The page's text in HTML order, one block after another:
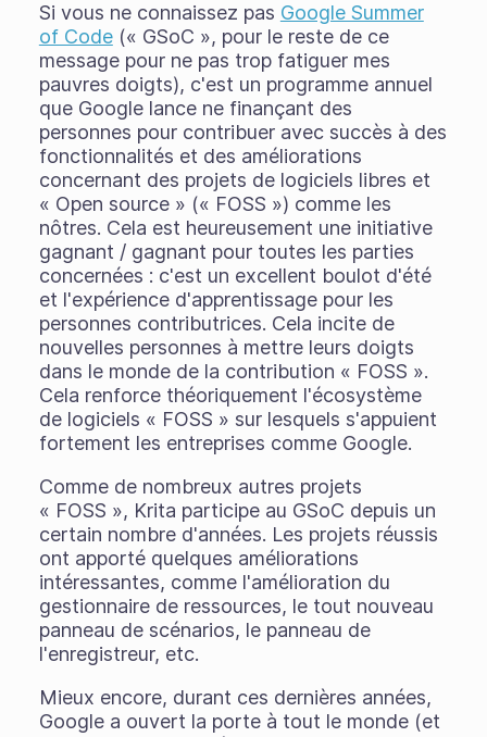
Si vous ne connaissez pas Google Summer
of Code(« GSoC », pour le reste de ce
message pour ne pas trop fatiguer mes
pauvres doigts), c'est un programme annuel
que Google lance ne finançant des
personnes pour contribuer avec succès à des
fonctionnalités et des améliorations
concernant des projets de logiciels libres et
« Open source » (« FOSS ») comme les
nôtres. Cela est heureusement une initiative
gagnant / gagnant pour toutes les parties
concernées : c'est un excellent boulot d'été
et l'expérience d'apprentissage pour les
personnes contributrices. Cela incite de
nouvelles personnes à mettre leurs doigts
dans le monde de la contribution « FOSS ».
Cela renforce théoriquement l'écosystème
de logiciels « FOSS » sur lesquels s'appuient
fortement les entreprises comme Google.
Comme de nombreux autres projets
« FOSS », Krita participe au GSoC depuis un
certain nombre d'années. Les projets réussis
ont apporté quelques améliorations
intéressantes, comme l'amélioration du
gestionnaire de ressources, le tout nouveau
panneau de scénarios, le panneau de
l'enregistreur, etc.
Mieux encore, durant ces dernières années,
Google a ouvert la porte à tout le monde (et